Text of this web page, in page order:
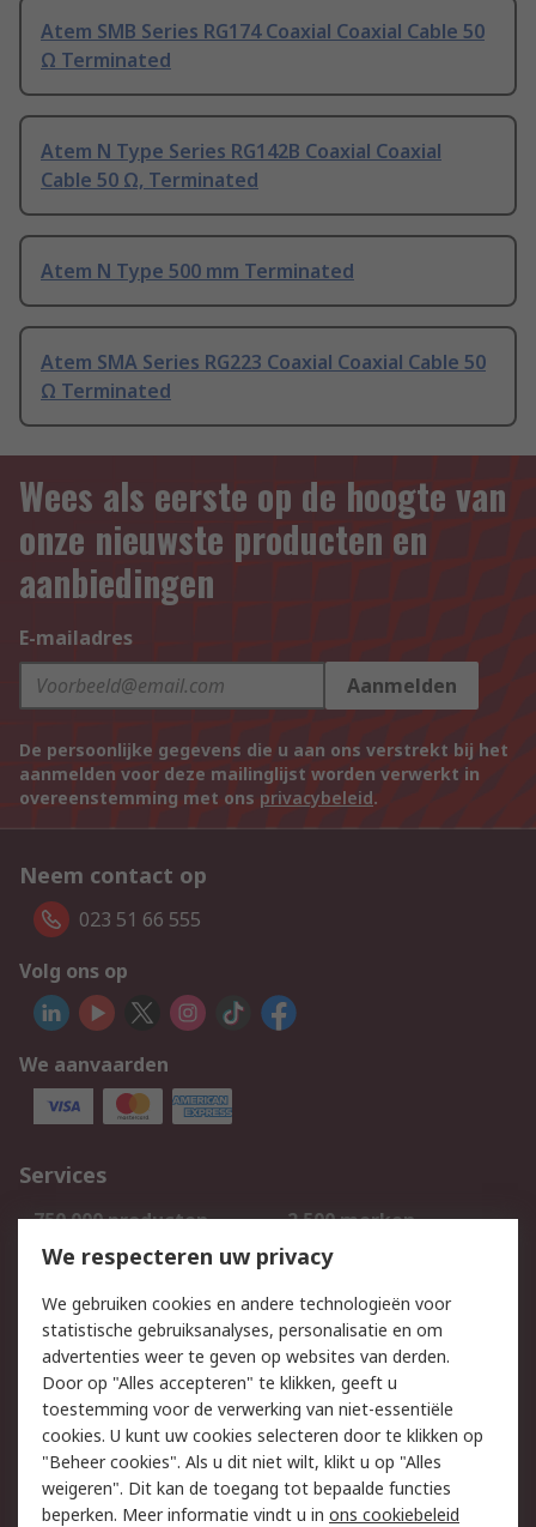
Atem SMB Series RG174 Coaxial Coaxial Cable 50
Ω Terminated
Atem N Type Series RG142B Coaxial Coaxial
Cable 50 Ω, Terminated
Atem N Type 500 mm Terminated
Atem SMA Series RG223 Coaxial Coaxial Cable 50
Ω Terminated
Wees als eerste op de hoogte van
onze nieuwste producten en
aanbiedingen
E-mailadres
Aanmelden
De persoonlijke gegevens die u aan ons verstrekt bij het
aanmelden voor deze mailinglijst worden verwerkt in
overeenstemming met ons privacybeleid.
Neem contact op
023 51 66 555
Volg ons op
We aanvaarden
Services
750.000 producten
2.500 merken
Bestellen
Inkoopoplossingen
Track & Trace
Wettelijk
Cookiebeleid
Email veiligheid
Privacybeleid
Websitevoorwaarden
Algemene
We respecteren uw privacy
We gebruiken cookies en andere technologieën voor
statistische gebruiksanalyses, personalisatie en om
advertenties weer te geven op websites van derden.
Door op "Alles accepteren" te klikken, geeft u
toestemming voor de verwerking van niet-essentiële
cookies. U kunt uw cookies selecteren door te klikken op
"Beheer cookies". Als u dit niet wilt, klikt u op "Alles
weigeren". Dit kan de toegang tot bepaalde functies
beperken. Meer informatie vindt u in ons cookiebeleid